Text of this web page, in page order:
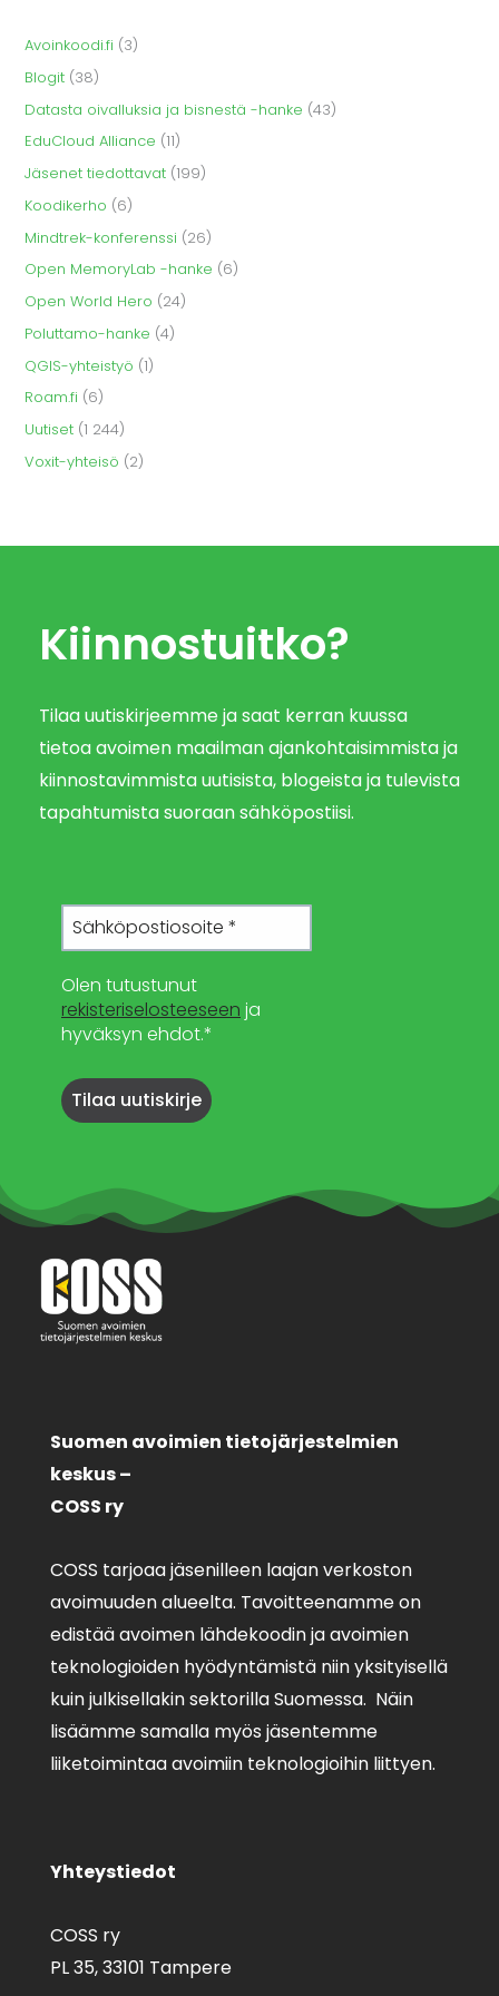
Avoinkoodi.fi (3)
Blogit (38)
Datasta oivalluksia ja bisnestä -hanke (43)
EduCloud Alliance (11)
Jäsenet tiedottavat (199)
Koodikerho (6)
Mindtrek-konferenssi (26)
Open MemoryLab -hanke (6)
Open World Hero (24)
Poluttamo-hanke (4)
QGIS-yhteistyö (1)
Roam.fi (6)
Uutiset (1 244)
Voxit-yhteisö (2)
Kiinnostuitko?
Tilaa uutiskirjeemme ja saat kerran kuussa
tietoa avoimen maailman ajankohtaisimmista ja
kiinnostavimmista uutisista, blogeista ja tulevista
tapahtumista suoraan sähköpostiisi.
Olen tutustunut
rekisteriselosteeseen ja
hyväksyn ehdot.*
Suomen avoimien tietojärjestelmien
keskus –
COSS ry
COSS tarjoaa jäsenilleen laajan verkoston
avoimuuden alueelta. Tavoitteenamme on
edistää avoimen lähdekoodin ja avoimien
teknologioiden hyödyntämistä niin yksityisellä
kuin julkisellakin sektorilla Suomessa. Näin
lisäämme samalla myös jäsentemme
liiketoimintaa avoimiin teknologioihin liittyen.
Yhteystiedot
COSS ry
PL 35,33101 Tampere